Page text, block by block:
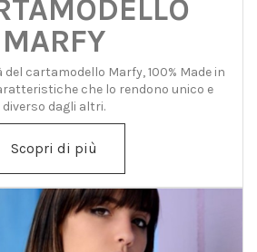
MARFY
cartamodello Marfy, 100% Made in
che lo rendono unico e
diverso dagli altri.
Scopri di più